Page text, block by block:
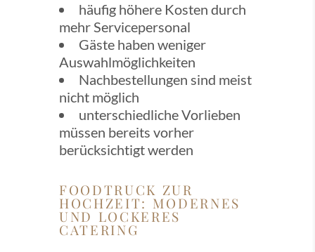
häufig höhere Kosten durch
mehr Servicepersonal
Gäste haben weniger
Auswahlmöglichkeiten
Nachbestellungen sind meist
nicht möglich
unterschiedliche Vorlieben
müssen bereits vorher
berücksichtigt werden
FOODTRUCK ZUR
HOCHZEIT: MODERNES
UND LOCKERES
CATERING